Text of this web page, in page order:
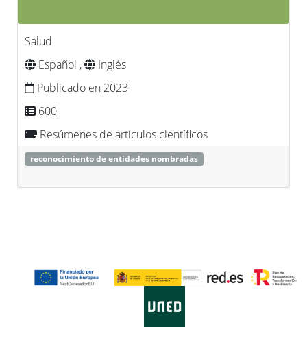
Salud
Español ,
Inglés
Publicado en 2023
600
Resúmenes de artículos científicos
reconocimiento de entidades nombradas